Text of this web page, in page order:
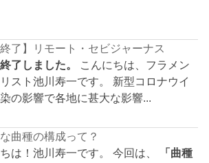
終了】リモート・セビジャーナス
了しました。
こんにちは、フラメン
スト池川寿一です。 新型コロナウイ
の影響で各地に甚大な影響...
曲種の構成って？
は！池川寿一です。 今回は、
「曲種